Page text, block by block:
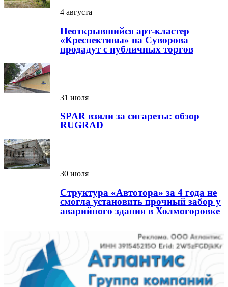
4 августа
Неоткрывшийся арт-кластер
«Креспективы» на Суворова
продадут с публичных торгов
31 июля
SPAR взяли за сигареты: обзор
RUGRAD
30 июля
Структура «Автотора» за 4 года не
смогла установить прочный забор у
аварийного здания в Холмогоровке